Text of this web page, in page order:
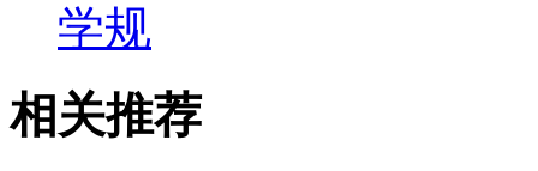
学规
相关推荐